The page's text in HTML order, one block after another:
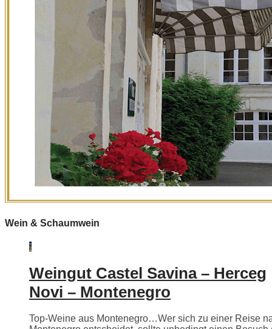
Wein & Schaumwein
Weingut Castel Savina – Herceg
Novi – Montenegro
Top-Weine aus Montenegro…Wer sich zu einer Reise